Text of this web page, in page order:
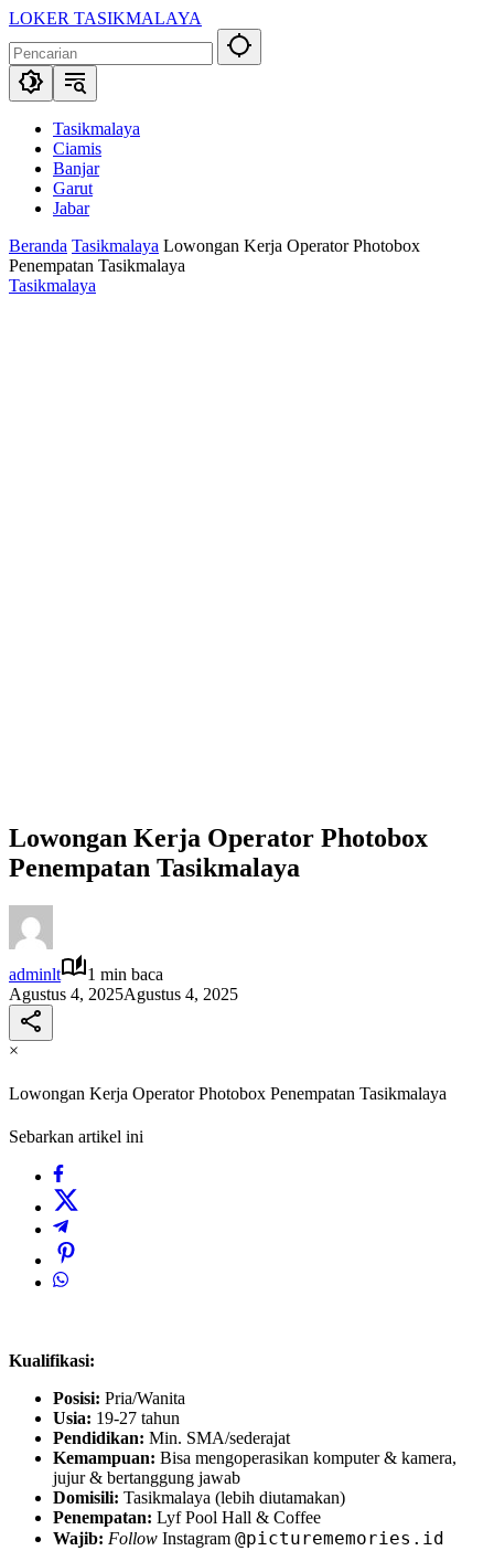
Langsung
konten
LOKER TASIKMALAYA
Lowongan
Kerja
Tasikmalaya
SekitarnaTasikmalaya
Ciamis
Banjar
Garut
Jabar
Beranda Tasikmalaya Lowongan Kerja Operator Photobox
Penempatan Tasikmalaya
Tasikmalaya
Lowongan Kerja Operator Photobox
Penempatan Tasikmalaya
adminlt
1 min baca
Agustus 4, 2025Agustus 4, 2025
×
Lowongan Kerja Operator Photobox Penempatan Tasikmalaya
Sebarkan artikel ini
Kualifikasi:
Posisi: Pria/Wanita
Usia: 19-27 tahun
Pendidikan: Min. SMA/sederajat
Kemampuan: Bisa mengoperasikan komputer & kamera,
jujur & bertanggung jawab
Domisili: Tasikmalaya (lebih diutamakan)
Penempatan: Lyf Pool Hall & Coffee
Wajib: Follow Instagram @picturememories.id